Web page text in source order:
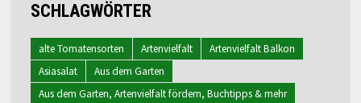
SCHLAGWÖRTER
alte Tomatensorten Artenvielfalt
Artenvielfalt Balkon
Asiasalat
Aus dem Garten
Aus dem Garten, Artenvielfalt fördern, Buchtipps & mehr